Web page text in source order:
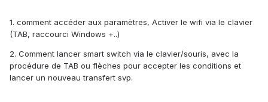
1. comment accéder aux paramètres, Activer le wifi via le clavier
(TAB, raccourci Windows +..)
2. Comment lancer smart switch via le clavier/souris, avec la
procédure de TAB ou flèches pour accepter les conditions et
lancer un nouveau transfert svp.